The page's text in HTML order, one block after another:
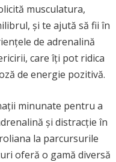
musculatura,
și te ajută să fii în
de adrenalină
care îți pot ridica
de energie pozitivă.
minunate pentru a
și distracție în
la parcursurile
oferă o gamă diversă